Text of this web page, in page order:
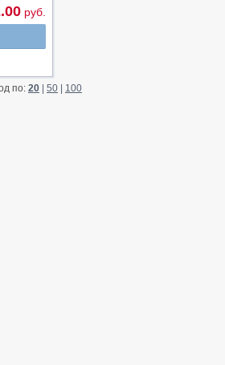
руб.
по: 20 50 100